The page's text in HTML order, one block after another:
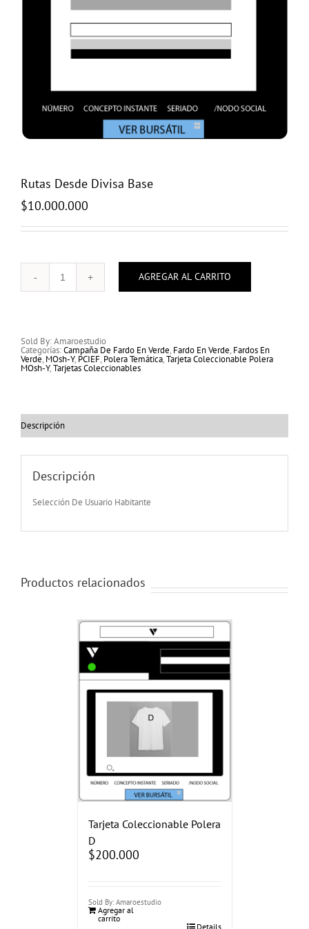
Rutas Desde Divisa Base
$10.000.000
Rutas
Desde
AGREGAR AL CARRITO
Sold By: Amaroestudio
Categorías:Campaña De Fardo En Verde, Fardo En Verde, Fardos En
Verde, MOsh-Y, PCIEF, Polera Temática,Tarjeta Coleccionable Polera
MOsh-Y,Tarjetas Coleccionables
Descripción
Descripción
Selección De Usuario Habitante
Productos relacionados
Tarjeta Coleccionable Polera
D
$200.000
Sold By: Amaroestudio
Agregar al
carrito
Details